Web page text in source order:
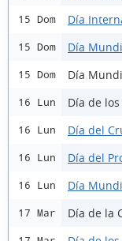
15 Dom Día
15 Dom Día
15 Dom Día
16 Lun Día de
16 Lun Día del
16 Lun Día del
16 Lun Día
17 Mar Día de la